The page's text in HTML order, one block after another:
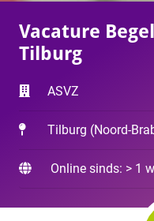
Vacature
Tilburg
ASVZ
Tilburg (Noord-
Online sinds: > 1